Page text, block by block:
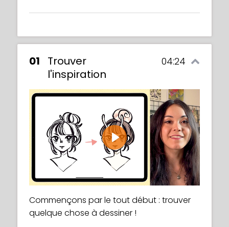
01
Trouver
l'inspiration
04:24
Play
Commençons par le tout début : trouver
quelque chose à dessiner !